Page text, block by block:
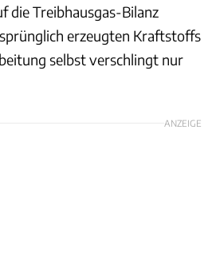
die Treibhausgas-Bilanz
erzeugten Kraftstoffs
selbst verschlingt nur
ANZEIGE